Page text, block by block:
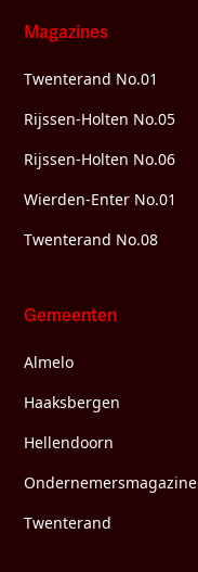
Magazines
Twenterand No.01
Rijssen-Holten No.05
Rijssen-Holten No.06
Wierden-Enter No.01
Twenterand No.08
Gemeenten
Almelo
Haaksbergen
Hellendoorn
Ondernemersmagazine
Twenterand